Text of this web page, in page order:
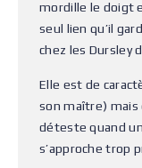
mordille le doigt
seul lien qu’il
chez les Dursley
Elle est de
son maître) mais
déteste quand
s’approche trop